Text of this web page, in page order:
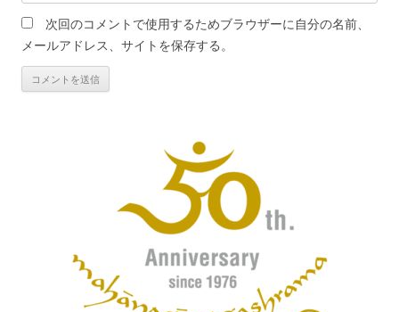
次回のコメントで使用するためブラウザーに自分の名前、
メールアドレス、サイトを保存する。